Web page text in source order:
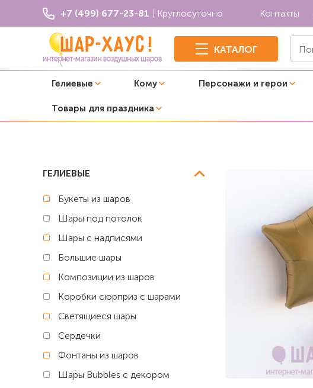
+7 (499) 677-23-81 | Круглосуточно Контакты
КАТАЛОГ
Гелиевые Кому Персонажи и герои
Товары для праздника
Фольгированные звезды
ГЕЛИЕВЫЕ
Букеты из шаров
Шары под потолок
Шары с надписями
Большие шары
Композиции из шаров
Коробки сюрприз с шарами
Светящиеся шары
Сердечки
Фонтаны из шаров
Шары Bubbles с декором